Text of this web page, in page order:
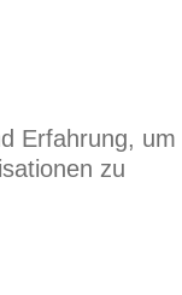
Erfahrung, um
zu